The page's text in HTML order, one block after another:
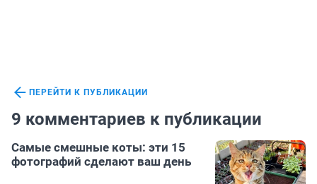
ПЕРЕЙТИ К ПУБЛИКАЦИИ
9 комментариев к публикации
Самые смешные коты: эти 15
фотографий сделают ваш день